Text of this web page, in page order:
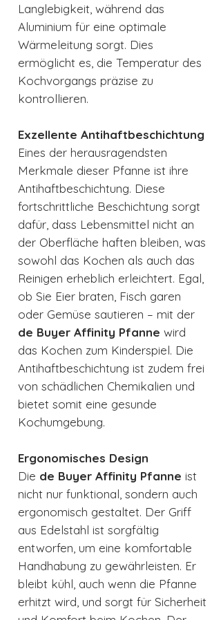
Langlebigkeit, während das
Aluminium für eine optimale
Wärmeleitung sorgt. Dies
ermöglicht es, die Temperatur des
Kochvorgangs präzise zu
kontrollieren.
Exzellente Antihaftbeschichtung
Eines der herausragendsten
Merkmale dieser Pfanne ist ihre
Antihaftbeschichtung. Diese
fortschrittliche Beschichtung sorgt
dafür, dass Lebensmittel nicht an
der Oberfläche haften bleiben, was
sowohl das Kochen als auch das
Reinigen erheblich erleichtert. Egal,
ob Sie Eier braten, Fisch garen
oder Gemüse sautieren – mit der
de Buyer Affinity Pfanne wird
das Kochen zum Kinderspiel. Die
Antihaftbeschichtung ist zudem frei
von schädlichen Chemikalien und
bietet somit eine gesunde
Kochumgebung.
Ergonomisches Design
Die de Buyer Affinity Pfanne ist
nicht nur funktional, sondern auch
ergonomisch gestaltet. Der Griff
aus Edelstahl ist sorgfältig
entworfen, um eine komfortable
Handhabung zu gewährleisten. Er
bleibt kühl, auch wenn die Pfanne
erhitzt wird, und sorgt für Sicherheit